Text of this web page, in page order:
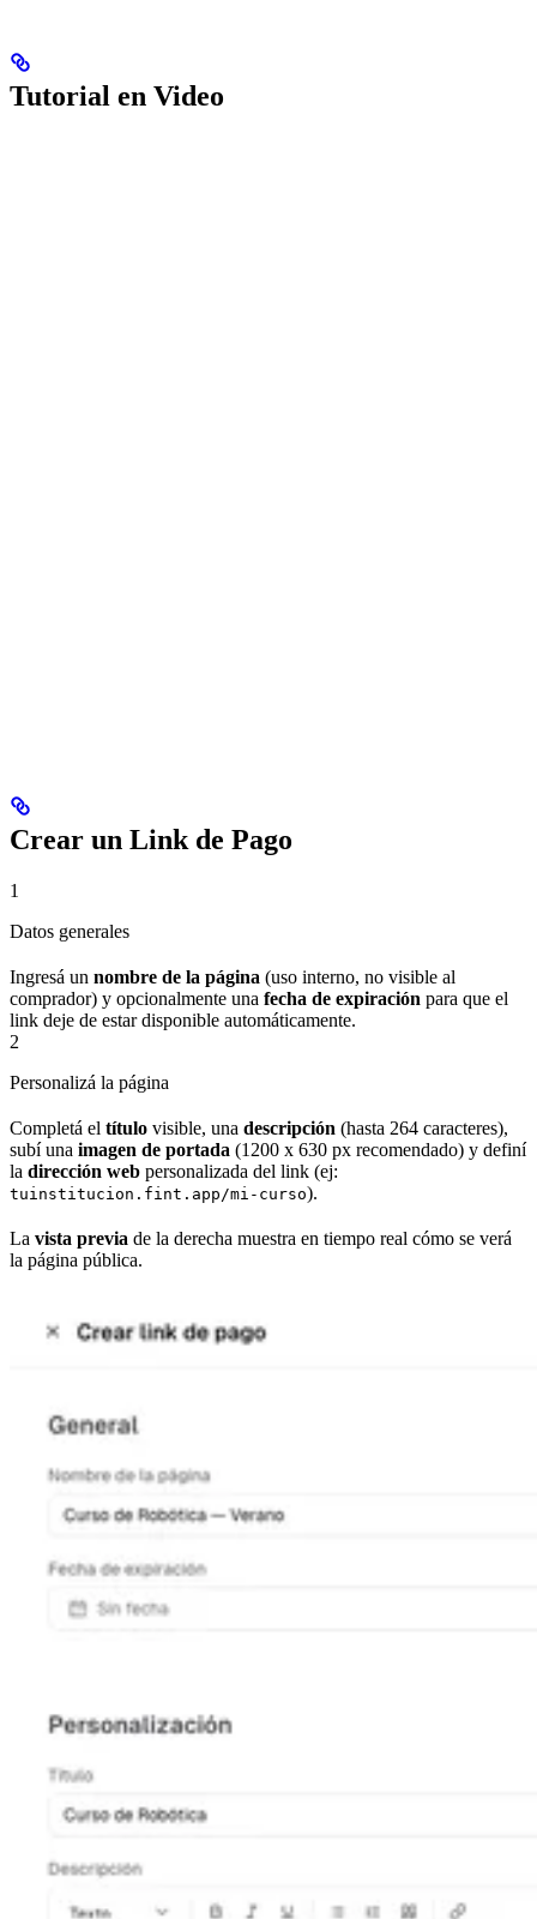
Tutorial en Video
Crear un Link de Pago
1
Datos generales
Ingresá un nombre de la página (uso interno, no visible al
comprador) y opcionalmente una fecha de expiración para que el
link deje de estar disponible automáticamente.
2
Personalizá la página
Completá el título visible, una descripción (hasta 264 caracteres),
subí una imagen de portada (1200 x 630 px recomendado) y definí
la dirección web personalizada del link (ej:
tuinstitucion.fint.app/mi-curso).
La vista previa de la derecha muestra en tiempo real cómo se verá
la página pública.